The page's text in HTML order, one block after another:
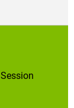
Session